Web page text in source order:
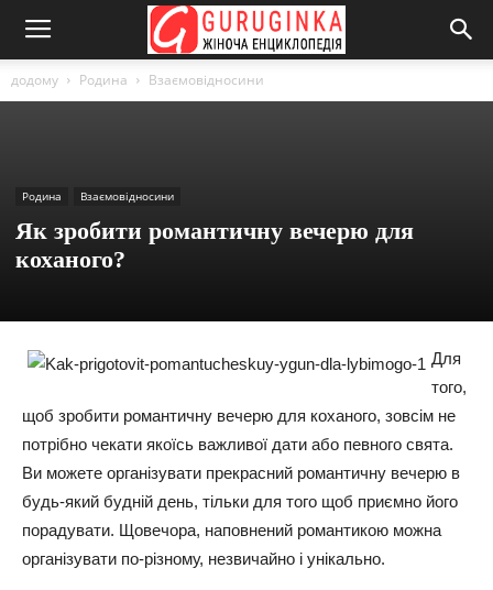
додому Родина Взаємовідносини
Родина Взаємовідносини
Як зробити романтичну вечерю для
коханого?
Для
того,
щоб зробити романтичну вечерю для коханого, зовсім не
потрібно чекати якоїсь важливої дати або певного свята.
Ви можете організувати прекрасний романтичну вечерю в
будь-який будній день, тільки для того щоб приємно його
порадувати. Щовечора, наповнений романтикою можна
організувати по-різному, незвичайно і унікально.